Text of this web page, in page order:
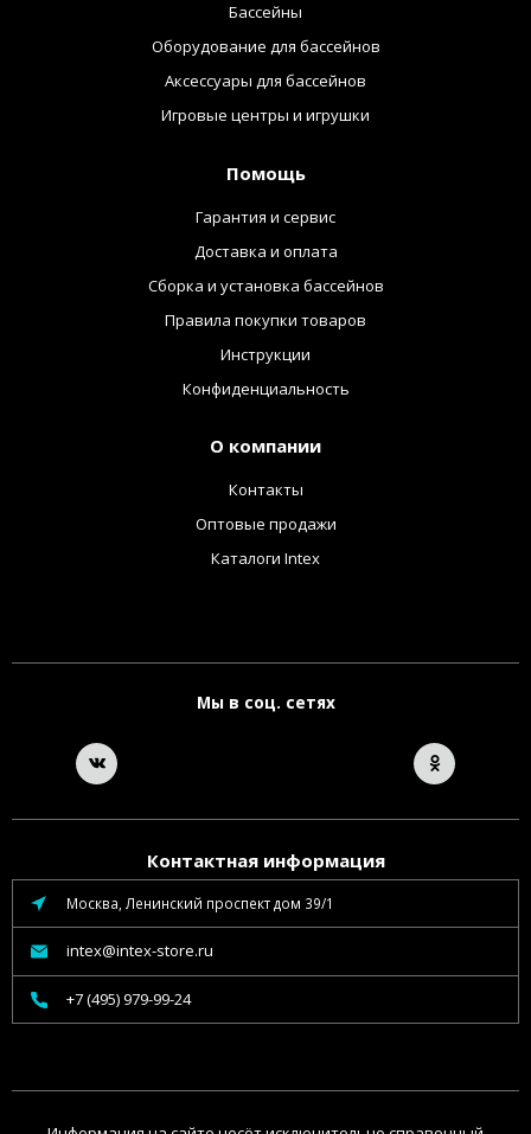
Бассейны
Оборудование для бассейнов
Аксессуары для бассейнов
Игровые центры и игрушки
Помощь
Гарантия и сервис
Доставка и оплата
Сборка и установка бассейнов
Правила покупки товаров
Инструкции
Конфиденциальность
О компании
Контакты
Оптовые продажи
Каталоги Intex
Мы в соц. сетях
Контактная информация
Москва, Ленинский проспект дом 39/1
intex@intex-store.ru
+7 (495) 979-99-24